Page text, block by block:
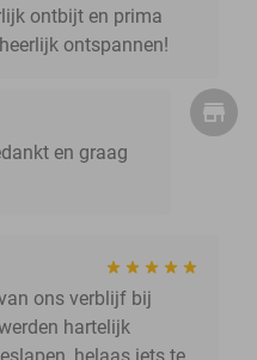
ontbijt en prima
ontspannen!
en graag
ons verblijf bij
hartelijk